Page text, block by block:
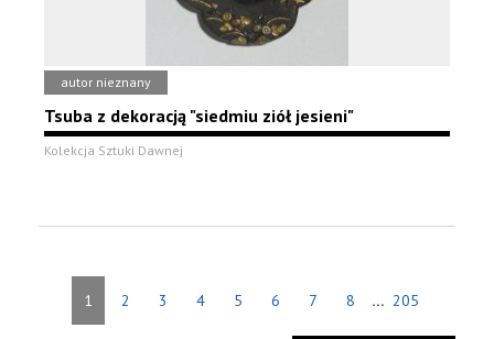
autor nieznany
Tsuba z dekoracją "siedmiu ziół jesieni"
Kolekcja Sztuki Dawnej
1 2 3 4 5 6 7 8 ... 205